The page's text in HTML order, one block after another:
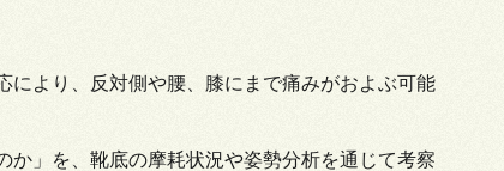
により、反対側や腰、膝にまで痛みがおよぶ可能
」を、靴底の摩耗状況や姿勢分析を通じて考察